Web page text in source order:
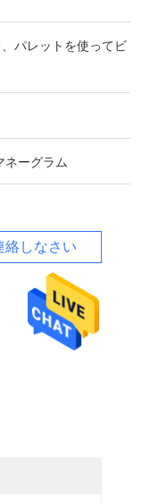
パレットを使ってビ
ネーグラム
絡しなさい